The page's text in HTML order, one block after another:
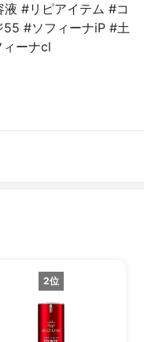
#リピアイテム #コ
55 #ソフィーナiP #土
ーナcl
2位